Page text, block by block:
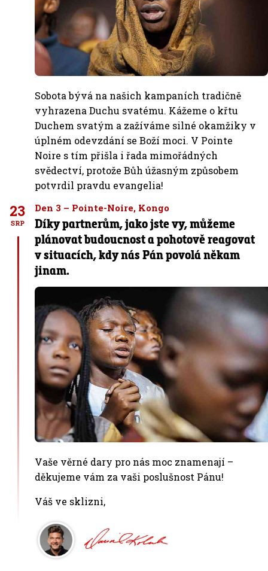
Sobota bývá na našich kampaních tradičně
vyhrazena Duchu svatému. Kážeme o křtu
Duchem svatým a zažíváme silné okamžiky v
úplném odevzdání se Boží moci. V Pointe
Noire s tím přišla i řada mimořádných
svědectví, protože Bůh úžasným způsobem
potvrdil pravdu evangelia!
23
SRP
Den 3 – Pointe-Noire, Kongo
Díky partnerům, jako jste vy, můžeme
plánovat budoucnost a pohotově reagovat
v situacích, kdy nás Pán povolá někam
jinam.
Vaše věrné dary pro nás moc znamenají –
děkujeme vám za vaši poslušnost Pánu!
Váš ve sklizni,